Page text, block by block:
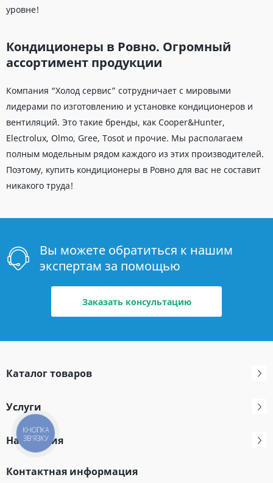
уровне!
Кондиционеры в Ровно. Огромный
ассортимент продукции
Компания “Холод сервис” сотрудничает с мировыми
лидерами по изготовлению и установке кондиционеров и
вентиляций. Это такие бренды, как Cooper&Hunter,
Electrolux, Olmo, Gree, Tosot и прочие. Мы располагаем
полным модельным рядом каждого из этих производителей.
Поэтому, купить кондиционеры в Ровно для вас не составит
никакого труда!
Вы можете обратиться к нашим
экспертам за помощью
Заказать консультацию
Каталог товаров
Услуги
Навигация
Контактная информация
КНОПКА
ЗВ'ЯЗКУ